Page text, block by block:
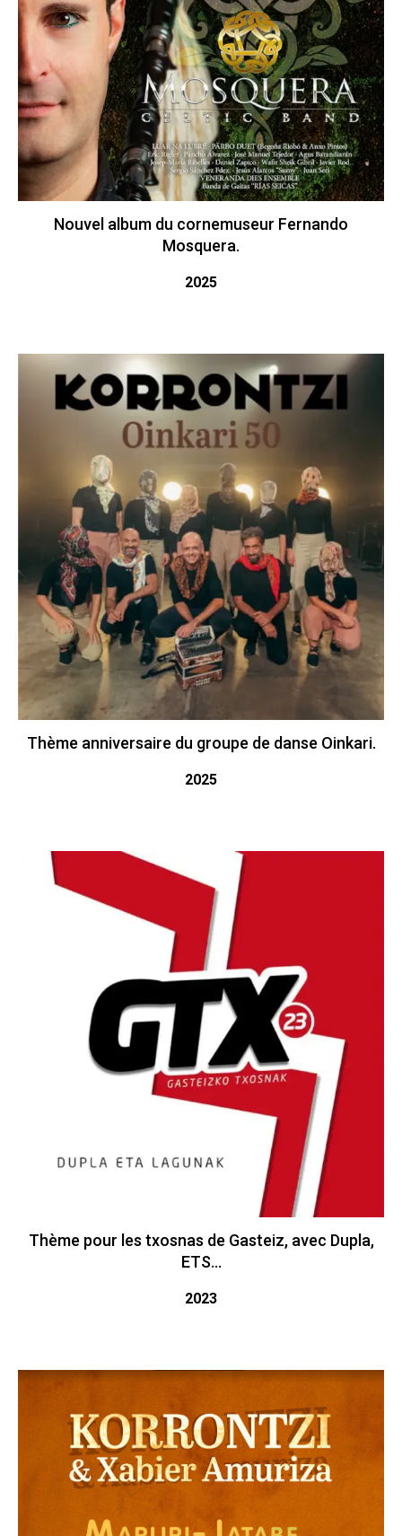
Nouvel album du cornemuseur Fernando
Mosquera.
2025
Thème anniversaire du groupe de danse Oinkari.
2025
Thème pour les txosnas de Gasteiz, avec Dupla,
ETS...
2023